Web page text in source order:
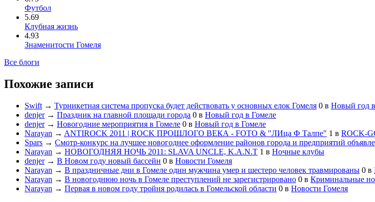
Футбол
5.69
Клубная жизнь
4.93
Знаменитости Гомеля
Все блоги
Похожие записи
Swift → Турникетная система пропуска будет действовать у основных елок Гомеля 0 в Новый год
denjer→ Праздник на главной площади города 0 в Новый год в Гомеле
denjer→ Новогодние мероприятия в Гомеле 0 в Новый год в Гомеле
Narayan → ANTIROCK 2011 | ROCK ПРОШЛОГО ВЕКА - FOTO & "ЛИца Ф Талпе" 1 в ROCK-
Spars → Смотр-конкурс на лучшее новогоднее оформление районов города и предприятий
Narayan → НОВОГОДНЯЯ НОЧЬ 2011: SLAVA UNCLE, K.A.N.T 1 в Ночные клубы
denjer→ В Новом году новый бассейн 0 в Новости Гомеля
Narayan → В праздничные дни в Гомеле один мужчина умер и шестеро человек травмированы 0 в
Narayan → В новогоднюю ночь в Гомеле преступлений не зарегистрировано 0 в Криминальные
Narayan → Первая в новом году тройня родилась в Гомельской области 0 в Новости Гомеля